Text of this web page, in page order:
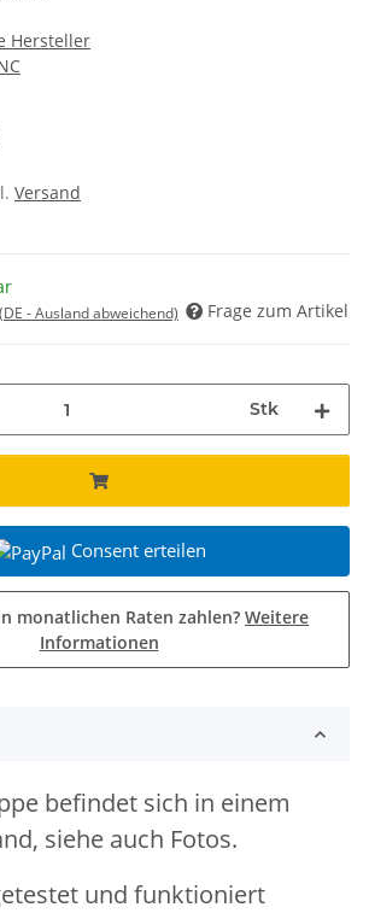
Hersteller
Versand
(DE - Ausland abweichend) Frage zum Artikel
Stk
Consent erteilen
monatlichen Raten zahlen? Weitere
Informationen
befindet sich in einem
siehe auch Fotos.
und funktioniert